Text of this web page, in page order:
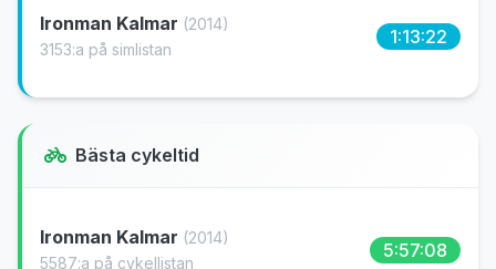
Ironman Kalmar (2014)
3153:a på simlistan
1:13:22
Bästa cykeltid
Ironman Kalmar (2014)
5587:a på cykellistan
5:57:08